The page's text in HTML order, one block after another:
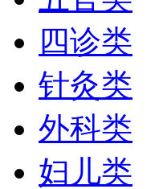
四诊类
针灸类
外科类
妇儿类